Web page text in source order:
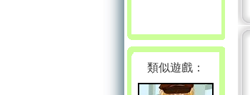
類似遊戲：